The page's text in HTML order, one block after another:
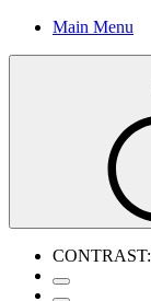
Main Menu
CONTRAST: